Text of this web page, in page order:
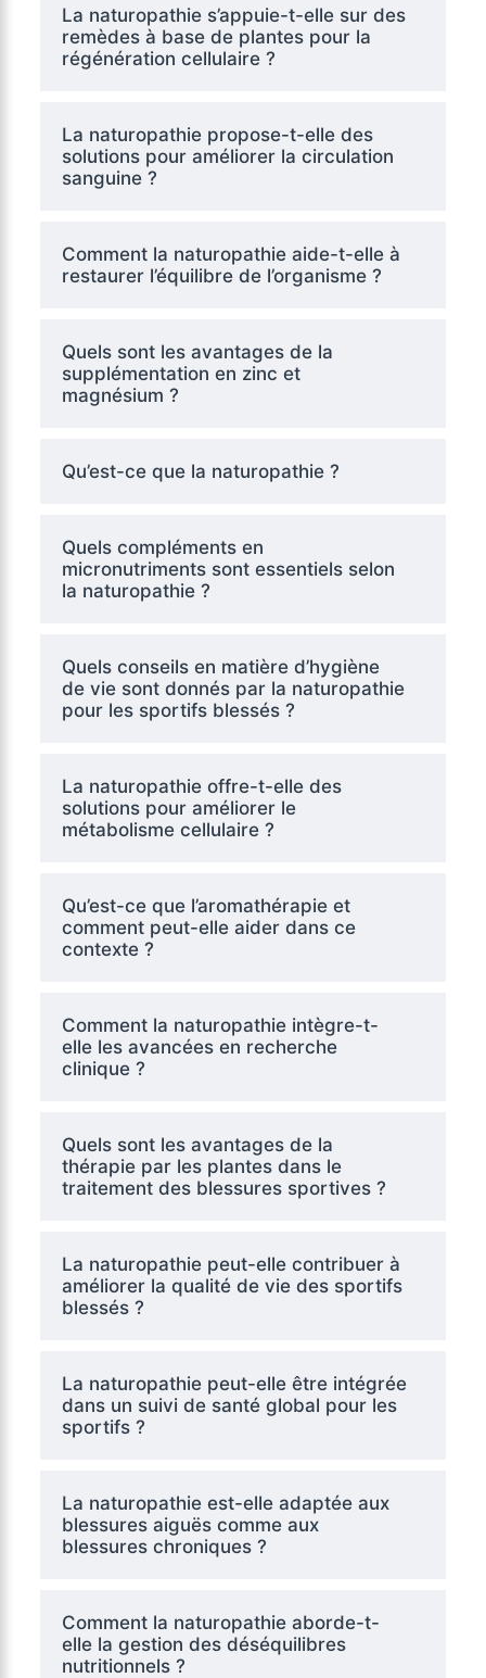
La naturopathie s’appuie-t-elle sur des
remèdes à base de plantes pour la
régénération cellulaire ?
La naturopathie propose-t-elle des
solutions pour améliorer la circulation
sanguine ?
Comment la naturopathie aide-t-elle à
restaurer l’équilibre de l’organisme ?
Quels sont les avantages de la
supplémentation en zinc et
magnésium ?
Qu’est-ce que la naturopathie ?
Quels compléments en
micronutriments sont essentiels selon
la naturopathie ?
Quels conseils en matière d’hygiène
de vie sont donnés par la naturopathie
pour les sportifs blessés ?
La naturopathie offre-t-elle des
solutions pour améliorer le
métabolisme cellulaire ?
Qu’est-ce que l’aromathérapie et
comment peut-elle aider dans ce
contexte ?
Comment la naturopathie intègre-t-
elle les avancées en recherche
clinique ?
Quels sont les avantages de la
thérapie par les plantes dans le
traitement des blessures sportives ?
La naturopathie peut-elle contribuer à
améliorer la qualité de vie des sportifs
blessés ?
La naturopathie peut-elle être intégrée
dans un suivi de santé global pour les
sportifs ?
La naturopathie est-elle adaptée aux
blessures aiguës comme aux
blessures chroniques ?
Comment la naturopathie aborde-t-
elle la gestion des déséquilibres
nutritionnels ?